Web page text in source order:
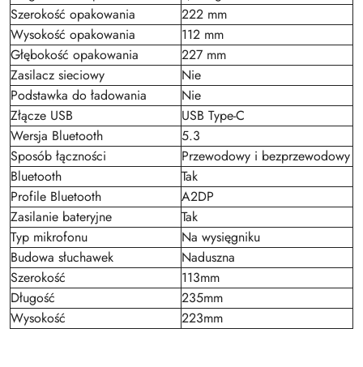
Szerokość opakowania
222 mm
Wysokość opakowania
112 mm
Głębokość opakowania
227 mm
Zasilacz sieciowy
Nie
Podstawka do ładowania
Nie
Złącze USB
USB Type-C
Wersja Bluetooth
5.3
Sposób łączności
Przewodowy i bezprzewodowy
Bluetooth
Tak
Profile Bluetooth
A2DP
Zasilanie bateryjne
Tak
Typ mikrofonu
Na wysięgniku
Budowa słuchawek
Naduszna
Szerokość
113mm
Długość
235mm
Wysokość
223mm